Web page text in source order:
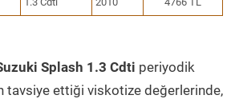
Splash 1.3 Cdti periyodik
tavsiye ettiği viskotize değerlerinde,